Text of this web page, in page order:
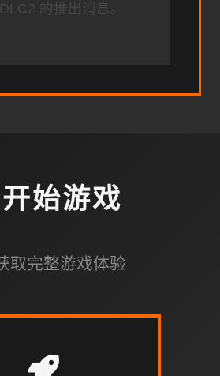
的推出消息。
开始游戏
取完整游戏体验